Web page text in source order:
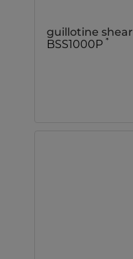
guillotine shear
BSS1000P *